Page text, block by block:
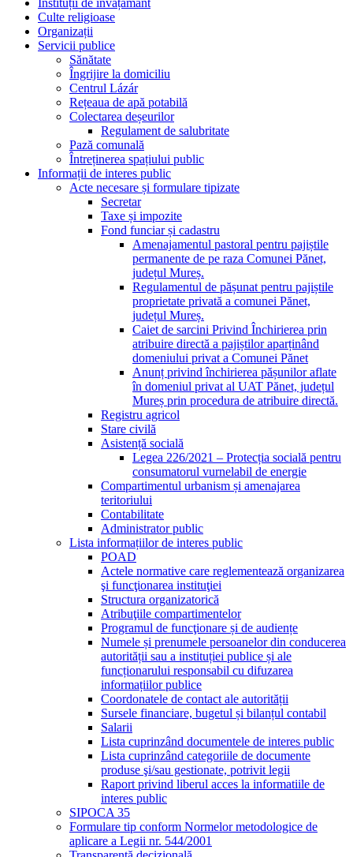
Instituții de învățământ
Culte religioase
Organizații
Servicii publice
Sănătate
Îngrijire la domiciliu
Centrul Lázár
Rețeaua de apă potabilă
Colectarea deșeurilor
Regulament de salubritate
Pază comunală
Întreținerea spațiului public
Informații de interes public
Acte necesare și formulare tipizate
Secretar
Taxe și impozite
Fond funciar și cadastru
Amenajamentul pastoral pentru pajiștile
permanente de pe raza Comunei Pănet,
județul Mureș.
Regulamentul de pășunat pentru pajiștile
proprietate privată a comunei Pănet,
județul Mureș.
Caiet de sarcini Privind Închirierea prin
atribuire directă a pajiștilor aparținând
domeniului privat a Comunei Pănet
Anunț privind închirierea pășunilor aflate
în domeniul privat al UAT Pănet, județul
Mureș prin procedura de atribuire directă.
Registru agricol
Stare civilă
Asistență socială
Legea 226/2021 – Protecția socială pentru
consumatorul vurnelabil de energie
Compartimentul urbanism și amenajarea
teritoriului
Contabilitate
Administrator public
Lista informațiilor de interes public
POAD
Actele normative care reglementează organizarea
şi funcţionarea instituţiei
Structura organizatorică
Atribuţiile compartimentelor
Programul de funcţionare și de audiențe
Numele și prenumele persoanelor din conducerea
autorității sau a instituției publice și ale
funcționarului responsabil cu difuzarea
informațiilor publice
Coordonatele de contact ale autorității
Sursele financiare, bugetul și bilanțul contabil
Salarii
Lista cuprinzând documentele de interes public
Lista cuprinzând categoriile de documente
produse şi/sau gestionate, potrivit legii
Raport privind liberul acces la informatiile de
interes public
SIPOCA 35
Formulare tip conform Normelor metodologice de
aplicare a Legii nr. 544/2001